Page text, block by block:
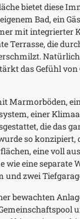
bietet diese
Bad, ein
mit integrierter
Terrasse, die
das Gefühl
Marmorböden,
einer
die das
so konzipiert,
eine voll
eine separate
und zwei
bewachten